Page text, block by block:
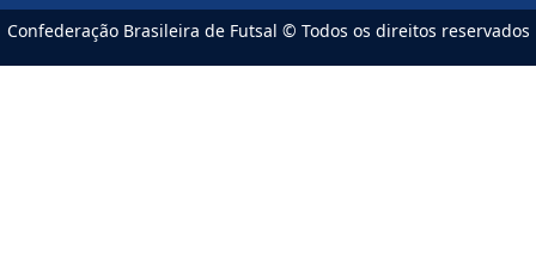
Confederação Brasileira de Futsal © Todos os direitos reservados